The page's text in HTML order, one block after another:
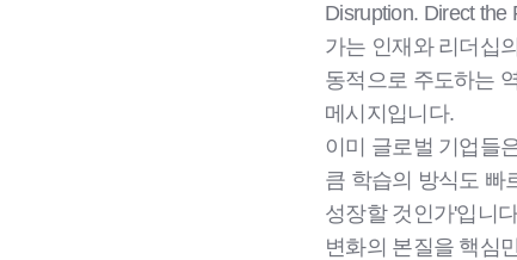
Disruption. Direct
가는 인재와 리더십
동적으로 주도하는
메시지입니다.
이미 글로벌 기업들
큼 학습의 방식도 빠
성장할 것인가'입니
변화의 본질을 핵심